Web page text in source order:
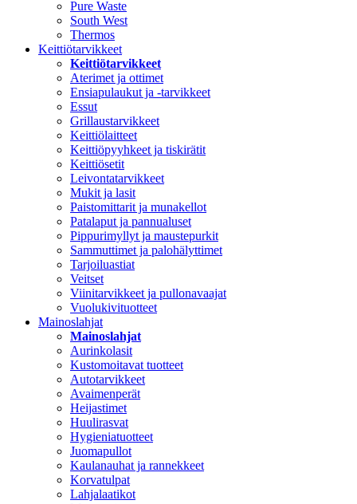
Pure Waste
South West
Thermos
Keittiötarvikkeet
Keittiötarvikkeet
Aterimet ja ottimet
Ensiapulaukut ja -tarvikkeet
Essut
Grillaustarvikkeet
Keittiölaitteet
Keittiöpyyhkeet ja tiskirätit
Keittiösetit
Leivontatarvikkeet
Mukit ja lasit
Paistomittarit ja munakellot
Patalaput ja pannualuset
Pippurimyllyt ja maustepurkit
Sammuttimet ja palohälyttimet
Tarjoiluastiat
Veitset
Viinitarvikkeet ja pullonavaajat
Vuolukivituotteet
Mainoslahjat
Mainoslahjat
Aurinkolasit
Kustomoitavat tuotteet
Autotarvikkeet
Avaimenperät
Heijastimet
Huulirasvat
Hygieniatuotteet
Juomapullot
Kaulanauhat ja rannekkeet
Korvatulpat
Lahjalaatikot